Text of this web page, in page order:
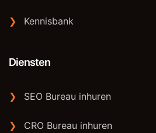
❯ Kennisbank
Diensten
❯ SEO Bureau inhuren
❯ CRO Bureau inhuren